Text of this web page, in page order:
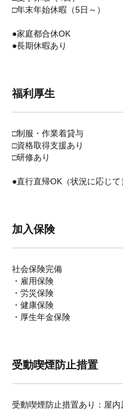
□年末年始休暇（5日～）
●家庭都合休OK
●長期休暇あり
福利厚生
□制服・作業着貸与
□資格取得支援あり
□研修あり
●直行直帰OK（状況に応じて
加入保険
社会保険完備
・雇用保険
・労災保険
・健康保険
・厚生年金保険
受動喫煙防止措置
受動喫煙防止措置あり：屋内